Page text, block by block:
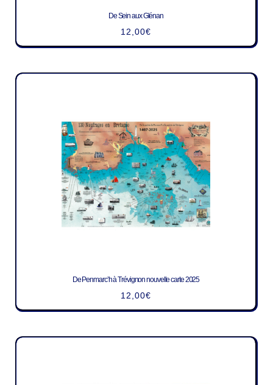
De Sein aux Glénan
12,00€
De Penmarc’h à Trévignon nouvelle carte 2025
12,00€